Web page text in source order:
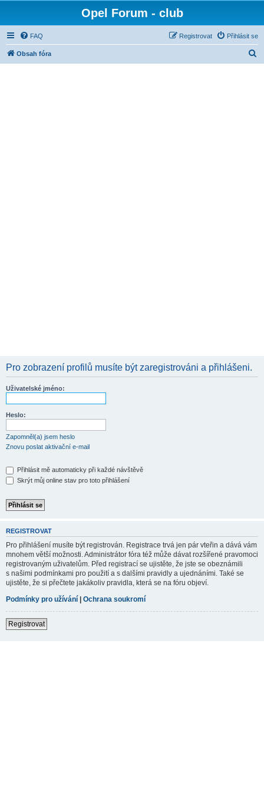
Opel Forum - club
FAQ Přihlásit se
Registrovat
Obsah fóra
Pro zobrazení profilů musíte být zaregistrováni a přihlášeni.
Uživatelské jméno:
Heslo:
Zapomněl(a) jsem heslo
Znovu poslat aktivační e-mail
Přihlásit mě automaticky při každé návštěvě
Skrýt můj online stav pro toto přihlášení
REGISTROVAT
Pro přihlášení musíte být registrován. Registrace trvá jen pár vteřin a dává vám
mnohem větší možnosti. Administrátor fóra též může dávat rozšířené pravomoci
registrovaným uživatelům. Před registrací se ujistěte, že jste se obeznámili
s našimi podmínkami pro použití a s dalšími pravidly a ujednáními. Také se
ujistěte, že si přečtete jakákoliv pravidla, která se na fóru objeví.
Podmínky pro užívání | Ochrana soukromí
Registrovat